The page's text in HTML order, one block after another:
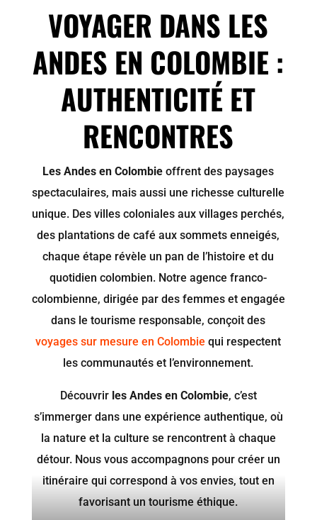
VOYAGER DANS LES
ANDES EN COLOMBIE :
AUTHENTICITÉ ET
RENCONTRES
Les Andes en Colombie offrent des paysages
spectaculaires, mais aussi une richesse culturelle
unique. Des villes coloniales aux villages perchés,
des plantations de café aux sommets enneigés,
chaque étape révèle un pan de l’histoire et du
quotidien colombien. Notre agence franco-
colombienne, dirigée par des femmes et engagée
dans le tourisme responsable, conçoit des
voyages sur mesure en Colombie qui respectent
les communautés et l’environnement.
Découvrir les Andes en Colombie, c’est
s’immerger dans une expérience authentique, où
la nature et la culture se rencontrent à chaque
détour. Nous vous accompagnons pour créer un
itinéraire qui correspond à vos envies, tout en
favorisant un tourisme éthique.